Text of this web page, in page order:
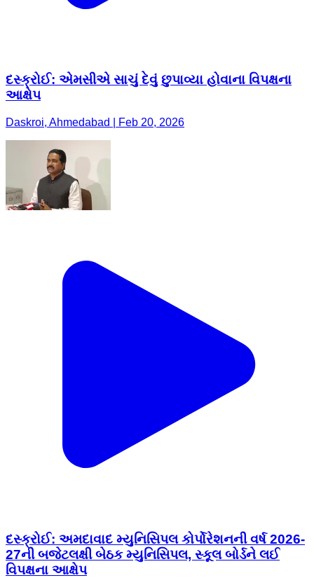
દસ્ક્રોઈ: એમસીએ સાચું દેવું છુપાવ્યા હોવાના વિપક્ષના
આક્ષેપ
Daskroi, Ahmedabad | Feb 20, 2026
દસ્ક્રોઈ: અમદાવાદ મ્યુનિસિપલ કોર્પોરેશનની વર્ષ 2026-
27ની બજેટલક્ષી બેઠક મ્યુનિસિપલ, સ્કૂલ બોર્ડને લઈ
વિપક્ષના આક્ષેપ